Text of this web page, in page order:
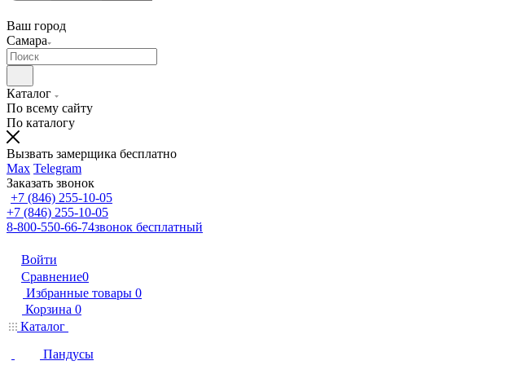
Ваш город
Самара
Каталог
По всему сайту
По каталогу
Вызвать замерщика бесплатно
Max Telegram
Заказать звонок
+7 (846) 255-10-05
+7 (846) 255-10-05
8-800-550-66-74звонок бесплатный
Войти
Сравнение0
Избранные товары 0
Корзина 0
Каталог
Пандусы